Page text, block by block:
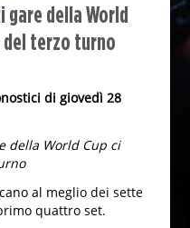
gare della World
del terzo turno
di giovedì 28
della World Cup ci
al meglio dei sette
quattro set.